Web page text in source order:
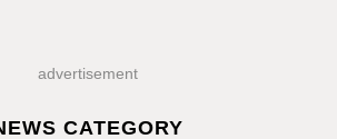
advertisement
CATEGORY